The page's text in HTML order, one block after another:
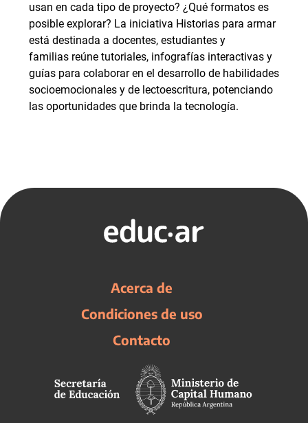
usan en cada tipo de proyecto? ¿Qué formatos es
posible explorar? La iniciativa Historias para armar
está destinada a docentes, estudiantes y
familias reúne tutoriales, infografías interactivas y
guías para colaborar en el desarrollo de habilidades
socioemocionales y de lectoescritura, potenciando
las oportunidades que brinda la tecnología.
Acerca de
Condiciones de uso
Contacto